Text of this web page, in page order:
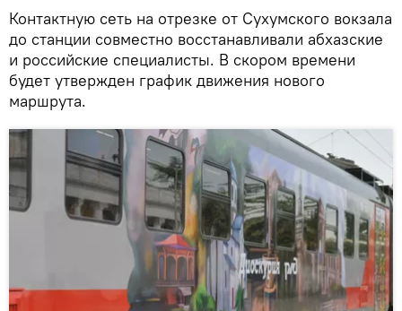
Контактную сеть на отрезке от Сухумского вокзала
до станции совместно восстанавливали абхазские
и российские специалисты. В скором времени
будет утвержден график движения нового
маршрута.